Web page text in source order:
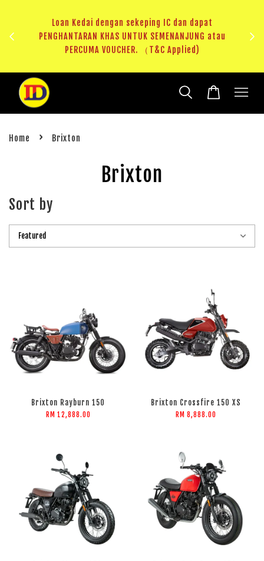
Loan Kedai dengan sekeping IC dan dapat
PENGHANTARAN KHAS UNTUK SEMENANJUNG atau
PERCUMA VOUCHER. （T&C Applied)
Home › Brixton
Brixton
Sort by
Brixton Rayburn 150
RM 12,888.00
Brixton Crossfire 150 XS
RM 8,888.00